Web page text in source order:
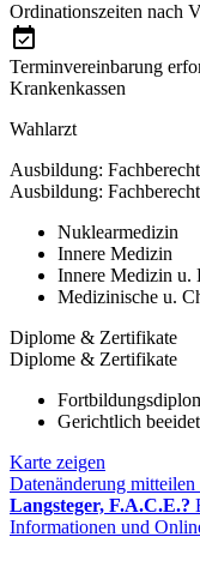
Ordinationszeiten nach
Terminvereinbarung
Krankenkassen
Wahlarzt
Ausbildung:
Ausbildung:
Nuklearmedizin
Innere Medizin
Innere Medizin u.
Medizinische u.
Diplome & Zertifikate
Diplome & Zertifikate
Gerichtlich
Karte zeigen
Datenänderung mitteilen
Langsteger, F.A.C.E.?
Informationen und